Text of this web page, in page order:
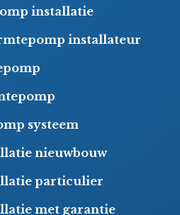
installatie
installateur
systeem
nieuwbouw
particulier
met garantie